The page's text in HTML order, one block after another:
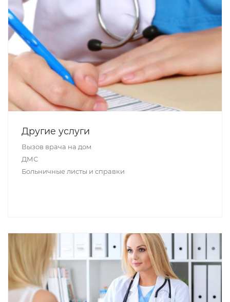
Другие услуги
Вызов врача на дом
ДМС
Больничные листы и справки